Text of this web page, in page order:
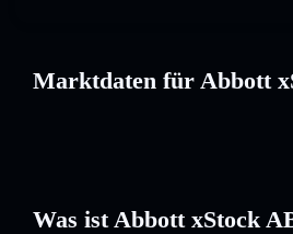
Marktdaten für Abbott
Was ist Abbott xStock